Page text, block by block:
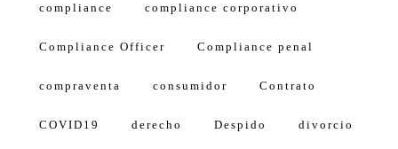
compliance compliance corporativo
Compliance Officer Compliance penal
compraventa consumidor Contrato
COVID19 derecho Despido divorcio